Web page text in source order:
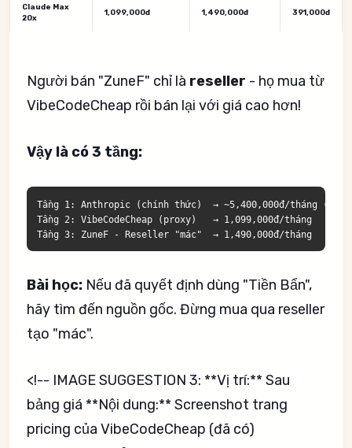
Claude Max
20x
1,099,000đ 1,490,000đ 391,000đ
Người bán "ZuneF" chỉ là reseller - họ mua từ
VibeCodeCheap rồi bán lại với giá cao hơn!
Vậy là có 3 tầng:
Tầng 1: Anthropic (chính thức)  → ~5,400,000đ/tháng ($200
Tầng 2: VibeCodeCheap (proxy)   → 1,099,000đ/tháng
Bài học: Nếu đã quyết định dùng "Tiền Bẩn",
hãy tìm đến nguồn gốc. Đừng mua qua reseller
tạo "mác".
<!-- IMAGE SUGGESTION 3: **Vị trí:** Sau
bảng giá **Nội dung:** Screenshot trang
pricing của VibeCodeCheap (đã có)